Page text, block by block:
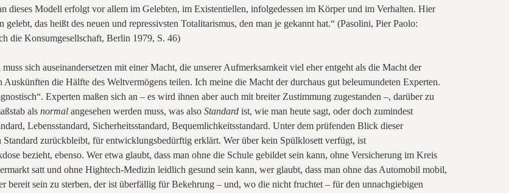
dieses Modell erfolgt vor allem im Gelebten, im Existentiellen, infolgedessen im Körper und im Verhalten. Hier
das heißt des neuen und repressivsten Totalitarismus, den man je gekannt hat.“ (Pasolini, Pier Paolo:
die Konsumgesellschaft, Berlin 1979, S. 46)
sich auseinandersetzen mit einer Macht, die unserer Aufmerksamkeit viel eher entgeht als die Macht der
die Hälfte des Weltvermögens teilen. Ich meine die Macht der durchaus gut beleumundeten Experten.
Experten maßen sich an – es wird ihnen aber auch mit breiter Zustimmung zugestanden –, darüber zu
als normal angesehen werden muss, was also Standard ist, wie man heute sagt, oder doch zumindest
Lebensstandard, Sicherheitsstandard, Bequemlichkeitsstandard. Unter dem prüfenden Blick dieser
zurückbleibt, für entwicklungsbedürftig erklärt. Wer über kein Spülklosett verfügt, ist
bezieht, ebenso. Wer etwa glaubt, dass man ohne die Schule gebildet sein kann, ohne Versicherung im Kreis
satt und ohne Hightech-Medizin leidlich gesund sein kann, wer glaubt, dass man ohne das Automobil mobil,
bereit sein zu sterben, der ist überfällig für Bekehrung – und, wo die nicht fruchtet – für den unnachgiebigen